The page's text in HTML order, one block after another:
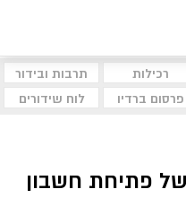
רכילות
תרבות ובידור
פרסום ברדיו לוח שידורים
של פתיחת חשבון